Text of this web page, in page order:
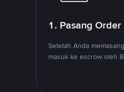
1. Pasang Order
Setelah Anda
masuk ke escrow oleh